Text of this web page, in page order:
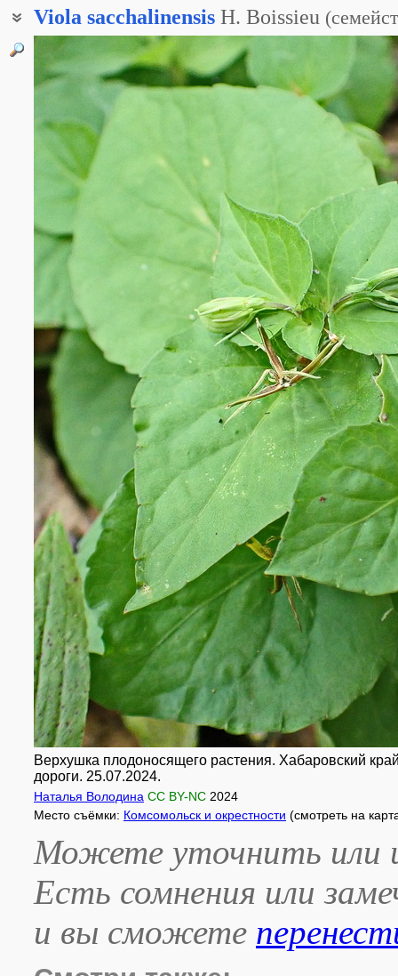
Viola sacchalinensis H. Boissieu (
Фиалка Комарова
Верхушка плодоносящего растения. Хабаровский
дороги. 25.07.2024.
Наталья Володина CC BY-NC 2024
Место съёмки: Комсомольск и окрестности (смотреть на
Можете уточнить или
Есть сомнения или
и вы сможете